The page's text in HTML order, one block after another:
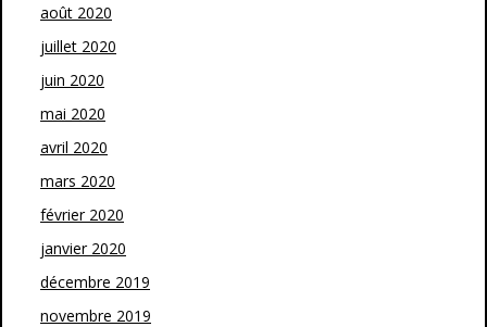
août 2020
juillet 2020
juin 2020
mai 2020
avril 2020
mars 2020
février 2020
janvier 2020
décembre 2019
novembre 2019